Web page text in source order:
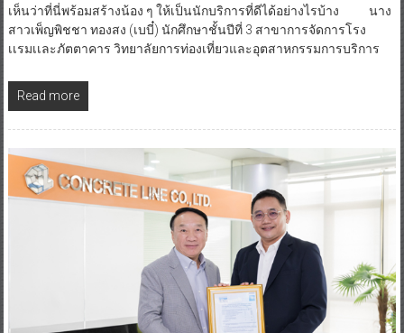
เห็นว่าที่นี่พร้อมสร้างน้อง ๆ ให้เป็นนักบริการที่ดีได้อย่างไรบ้าง นาง
สาวเพ็ญพิชชา ทองสง (เบบี๋) นักศึกษาชั้นปีที่ 3 สาขาการจัดการโรง
เเรมเเละภัตตาคาร วิทยาลัยการท่องเที่ยวและอุตสาหกรรมการบริการ
Read more